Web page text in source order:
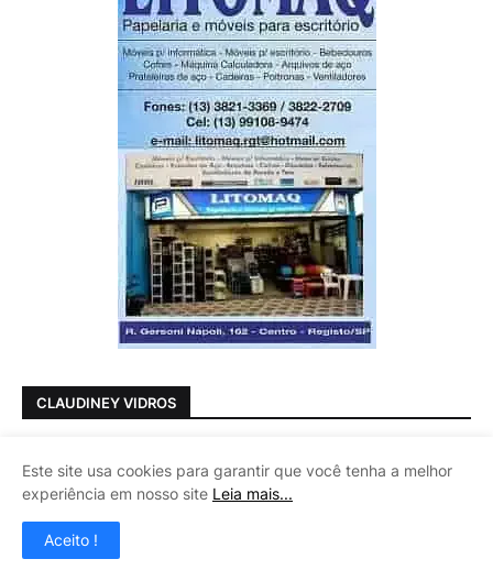
CLAUDINEY VIDROS
Este site usa cookies para garantir que você tenha a melhor
experiência em nosso site Leia mais...
Aceito !